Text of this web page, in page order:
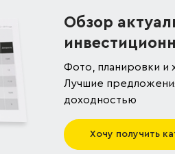
Обзор
Фото, планировки и
Лучшие
доходностью
Хочу получить